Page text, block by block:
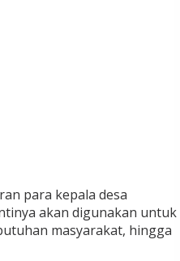
para kepala desa
akan digunakan untuk
masyarakat, hingga